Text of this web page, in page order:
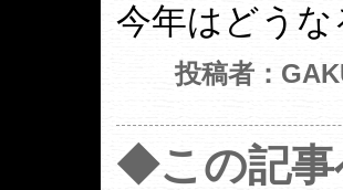
今年はどう
投稿者：
◆この記事